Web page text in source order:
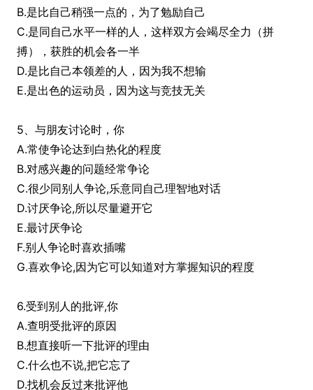
B.是比自己稍强一点的，为了勉励自己
C.是同自己水平一样的人，这样双方会竭尽全力（拼
搏），获胜的机会各一半
D.是比自己本领差的人，因为我不想输
E.是出色的运动员，因为这与竞技无关
5、与朋友讨论时，你
A.常使争论达到白热化的程度
B.对感兴趣的问题经常争论
C.很少同别人争论,乐意同自己理智地对话
D.讨厌争论,所以尽量避开它
E.最讨厌争论
F.别人争论时喜欢插嘴
G.喜欢争论,因为它可以知道对方掌握知识的程度
6.受到别人的批评,你
A.查明受批评的原因
B.想直接听一下批评的理由
C.什么也不说,把它忘了
D.找机会反过来批评他